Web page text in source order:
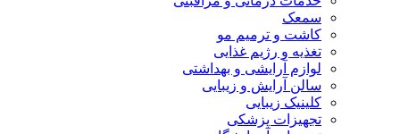
سمعک
کاشت و ترمیم مو
تغذیه و رژیم غذایی
لوازم آرایشی و بهداشتی
سالن آرایش و زیبایی
کلینیک زیبایی
تجهیزات پزشکی